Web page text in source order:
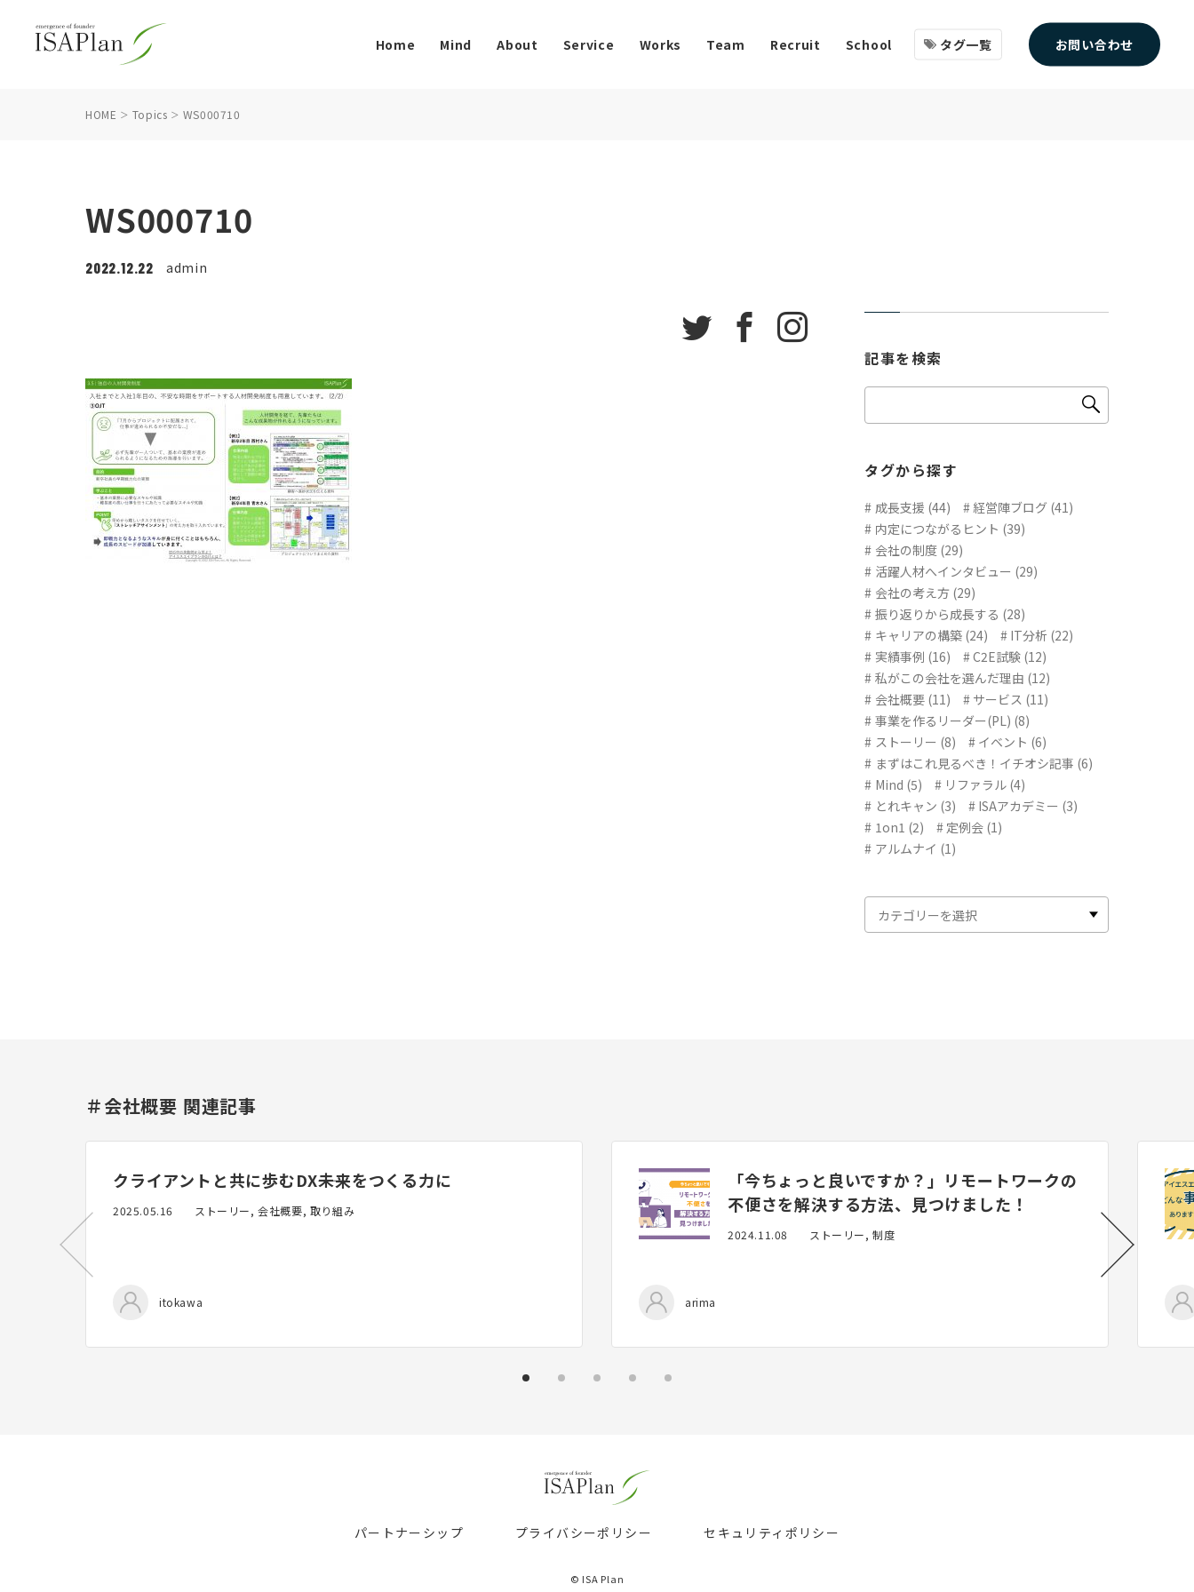
タグ一覧 お問い合わせ
Home Mind About Service Works Team Recruit School
HOME Topics WS000710
WS000710
2022.12.22 admin
記事を検索
タグから探す
成長支援 (44)
経営陣ブログ (41)
内定につながるヒント (39)
会社の制度 (29)
活躍人材へインタビュー (29)
会社の考え方 (29)
振り返りから成長する (28)
キャリアの構築 (24)
IT分析 (22)
実績事例 (16)
C2E試験 (12)
私がこの会社を選んだ理由 (12)
会社概要 (11)
サービス (11)
事業を作るリーダー(PL) (8)
ストーリー (8)
イベント (6)
まずはこれ見るべき！イチオシ記事 (6)
Mind (5)
リファラル (4)
とれキャン (3)
ISAアカデミー (3)
1on1 (2)
定例会 (1)
アルムナイ (1)
＃会社概要 関連記事
クライアントと共に歩むDX――未来をつくる力に
2025.05.16 ストーリー, 会社概要, 取り組み
itokawa
「今ちょっと良いですか？」リモートワークの
不便さを解決する方法、見つけました！
2024.11.08 ストーリー, 制度
arima
パートナーシップ プライバシーポリシー セキュリティポリシー
© ISA Plan